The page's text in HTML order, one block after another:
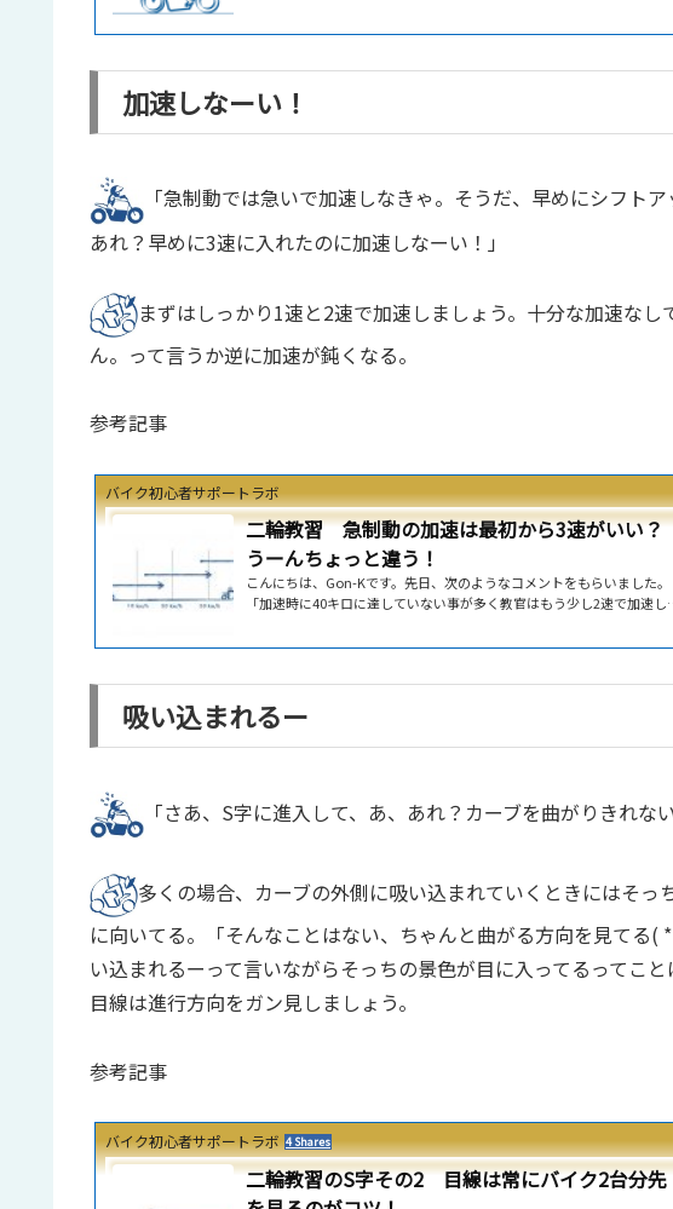
転数が低すぎることが原因です。1速で発進後、速やかに加速して十分
2速に入らない二輪教習で地味〜に難関なのが、ギアを1速から2速に入
るという操作です。ギアが２速に入りにくかったり、まったく入らなか
ったりというアレです。結構多くの人が直面するハ...
加速しなーい！
「急制動では急いで加速しなきゃ。そうだ、早めにシフト
あれ？早めに3速に入れたのに加速しなーい！」
まずはしっかり1速と2速で加速しましょう。十分な加速な
ん。って言うか逆に加速が鈍くなる。
参考記事
バイク初心者サポートラボ
二輪教習 急制動の加速は最初から3速がいい？
うーんちょっと違う！
こんにちは、Gon-Kです。先日、次のようなコメントをもらいました。
「加速時に40キロに達していない事が多く教官はもう少し2速で加速し
ほどスピードが出ると思っているので早くギアを3に上げた方がいいと
とそう感じちゃうかもしれませんね。早くギアを上げた方がいい？今日
のお題は加速とギアの関係について。そう、1速とか2速とかのアレです
ね。例えば急制動で最高速度を40キロだすときもス...
吸い込まれるー
「さあ、S字に進入して、あ、あれ？カーブを曲がりきれな
多くの場合、カーブの外側に吸い込まれていくときにはそっ
に向いてる。「そんなことはない、ちゃんと曲がる方向を見てる
い込まれるーって言いながらそっちの景色が目に入ってるってこ
目線は進行方向をガン見しましょう。
参考記事
バイク初心者サポートラボ 4 Shares
二輪教習のS字その2 目線は常にバイク2台分先